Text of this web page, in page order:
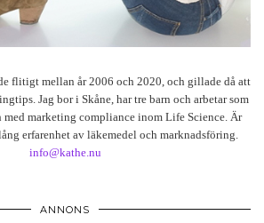
flitigt mellan år 2006 och 2020, och gillade då att
Jag bor i Skåne, har tre barn och arbetar som
med marketing compliance inom Life Science. Är
erfarenhet av läkemedel och marknadsföring.
info@kathe.nu
ANNONS